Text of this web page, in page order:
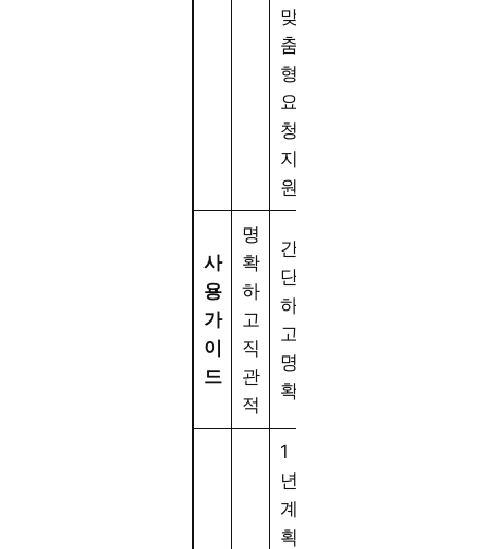
맞
춤
형
요
청
지
원
사
용
가
이
드
명
확
하
고
직
관
적
간
단
하
고
명
확
1
년
계
획